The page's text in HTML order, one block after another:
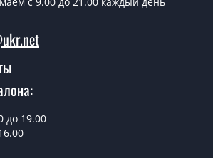
сегодня вызвать
замерщика?
в наличии готовые двери
входные?
до 19.00